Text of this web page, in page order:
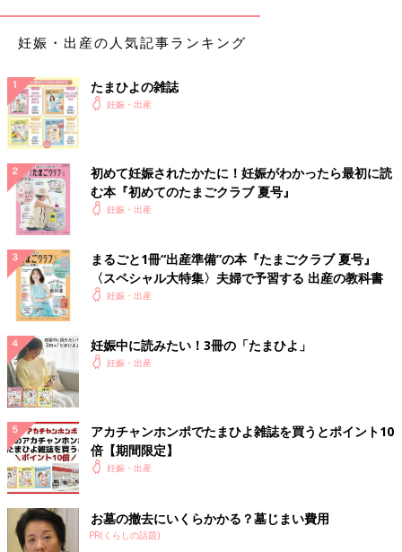
第一子のときも無痛分娩だったけど、お産が進まないからって促
進剤を入れてもらったら、本当に痛かった…（それでもゼロ麻酔
よりかは痛みが全然マシだったのかもしれませんが…）
その記憶があるからかなり警戒していたけど、経産婦だからかス
ムーズに進んでいきました。
妊娠・出産の人気記事ランキング
たまひよの雑誌
妊娠・出産
初めて妊娠されたかたに！妊娠がわかったら最初に読
む本『初めてのたまごクラブ 夏号』
妊娠・出産
まるごと1冊“出産準備”の本『たまごクラブ 夏号』
〈スペシャル大特集〉夫婦で予習する 出産の教科書
妊娠・出産
妊娠中に読みたい！3冊の「たまひよ」
妊娠・出産
アカチャンホンポでたまひよ雑誌を買うとポイント10
倍【期間限定】
妊娠・出産
お墓の撤去にいくらかかる？墓じまい費用
PR(くらしの話題)